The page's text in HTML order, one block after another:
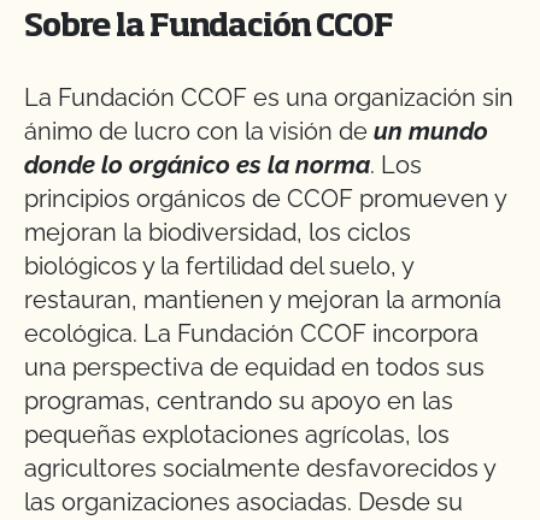
Sobre la Fundación CCOF
La Fundación CCOF es una organización sin
ánimo de lucro con la visión de un mundo
donde lo orgánico es la norma. Los
principios orgánicos de CCOF promueven y
mejoran la biodiversidad, los ciclos
biológicos y la fertilidad del suelo, y
restauran, mantienen y mejoran la armonía
ecológica. La Fundación CCOF incorpora
una perspectiva de equidad en todos sus
programas, centrando su apoyo en las
pequeñas explotaciones agrícolas, los
agricultores socialmente desfavorecidos y
las organizaciones asociadas. Desde su